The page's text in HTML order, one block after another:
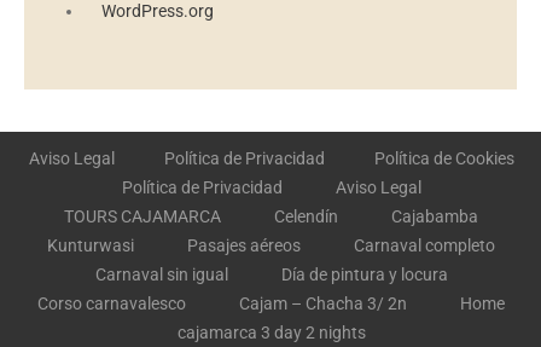
WordPress.org
Aviso Legal Política de Privacidad
Política de Cookies
Política de Privacidad
Aviso Legal
TOURS CAJAMARCA
Celendín
Cajabamba
Kunturwasi
Pasajes aéreos
Carnaval completo
Carnaval sin igual
Día de pintura y locura
Corso carnavalesco
Cajam – Chacha 3/ 2n
Home
cajamarca 3 day 2 nights